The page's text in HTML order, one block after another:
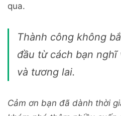
qua.
Thành công không
đầu từ cách bạn
và tương lai.
Cảm ơn bạn đã dành thời